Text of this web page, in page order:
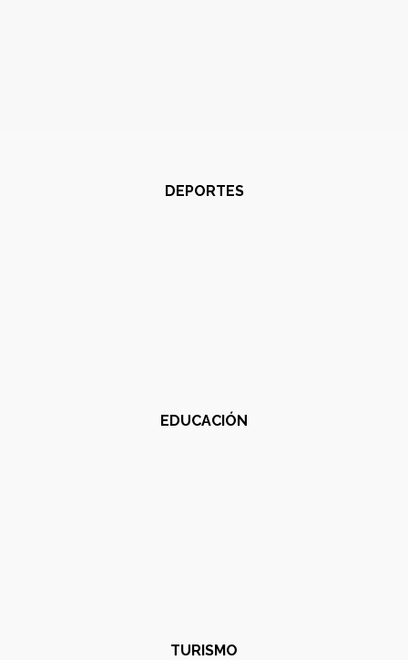
DEPORTES
EDUCACIÓN
TURISMO